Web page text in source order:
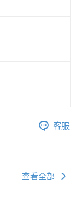
客服
查看全部